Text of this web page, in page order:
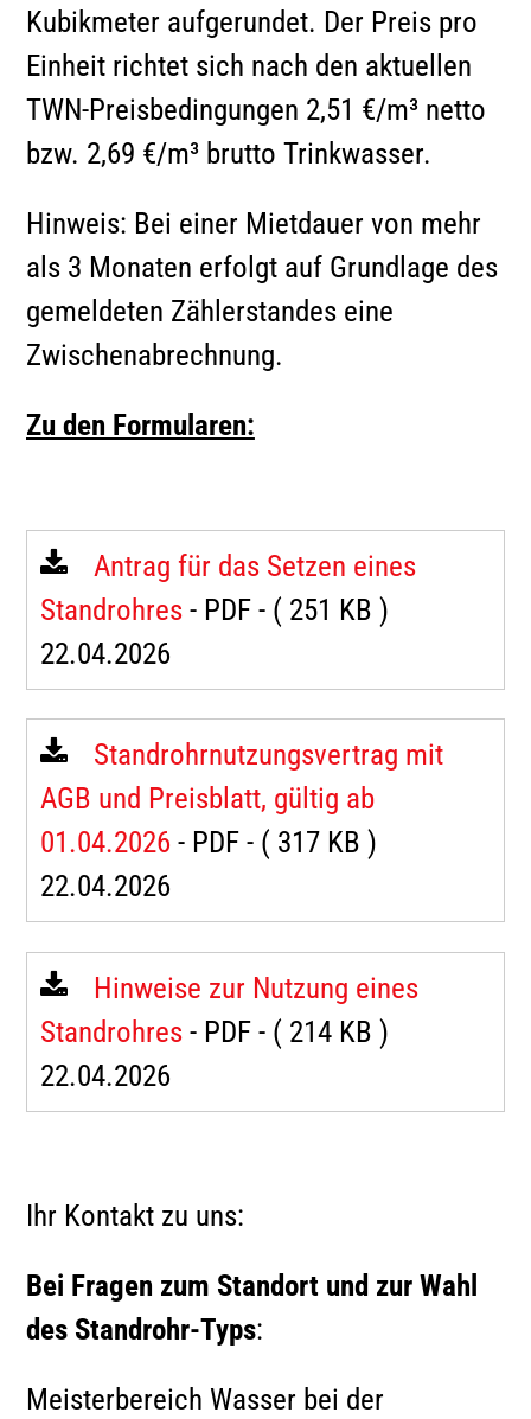
Kubikmeter aufgerundet. Der Preis pro
Einheit richtet sich nach den aktuellen
TWN-Preisbedingungen 2,51 €/m³ netto
bzw. 2,69 €/m³ brutto Trinkwasser.
Hinweis: Bei einer Mietdauer von mehr
als 3 Monaten erfolgt auf Grundlage des
gemeldeten Zählerstandes eine
Zwischenabrechnung.
Zu den Formularen:
Antrag für das Setzen eines
Standrohres- PDF - ( 251 KB )
22.04.2026
Standrohrnutzungsvertrag mit
AGB und Preisblatt, gültig ab
01.04.2026 - PDF - ( 317 KB )
22.04.2026
Hinweise zur Nutzung eines
Standrohres- PDF - ( 214 KB )
22.04.2026
Ihr Kontakt zu uns:
Bei Fragen zum Standort und zur Wahl
des Standrohr-Typs:
Meisterbereich Wasser bei der